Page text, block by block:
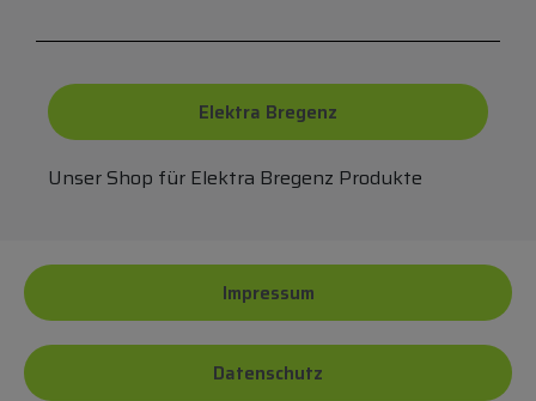
Elektra Bregenz
Unser Shop für Elektra Bregenz Produkte
Impressum
Datenschutz